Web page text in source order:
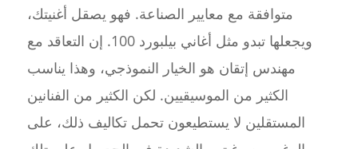
متوافقة مع معايير الصناعة. فهو يصقل أغنيتك،
ويجعلها تبدو مثل أغاني بيلبورد 100. إن التعاقد مع
مهندس إتقان هو الخيار النموذجي، وهذا يناسب
الكثير من الموسيقيين. لكن الكثير من الفنانين
المستقلين لا يستطيعون تحمل تكاليف ذلك، على